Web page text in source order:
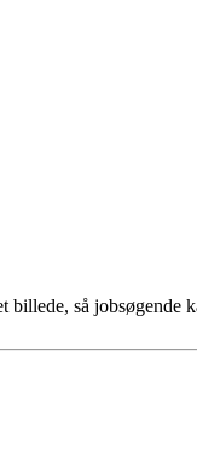
så jobsøgende